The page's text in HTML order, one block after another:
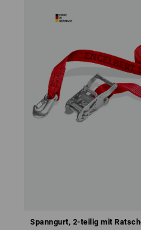
Spanngurt, 2-teilig mit